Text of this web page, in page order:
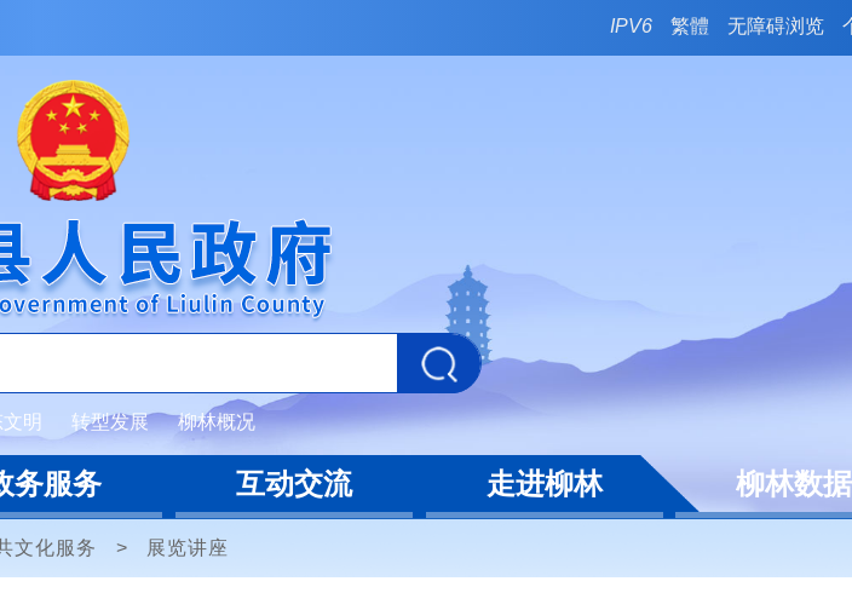
IPV6 繁體 无障碍浏览
明 转型发展 柳林概况
务服务 互动交流 走进柳林 柳林数据
文化服务 > 展览讲座